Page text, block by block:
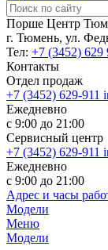
Порше Центр
г. Тюмень, ул.
Тел: +7 (3452) 629
Контакты
Отдел продаж
+7 (3452) 629-911
Ежедневно
с 9:00 до 21:00
Сервисный центр
+7 (3452) 629-911
Ежедневно
с 9:00 до 21:00
Адрес и часы
Модели
Меню
Модели